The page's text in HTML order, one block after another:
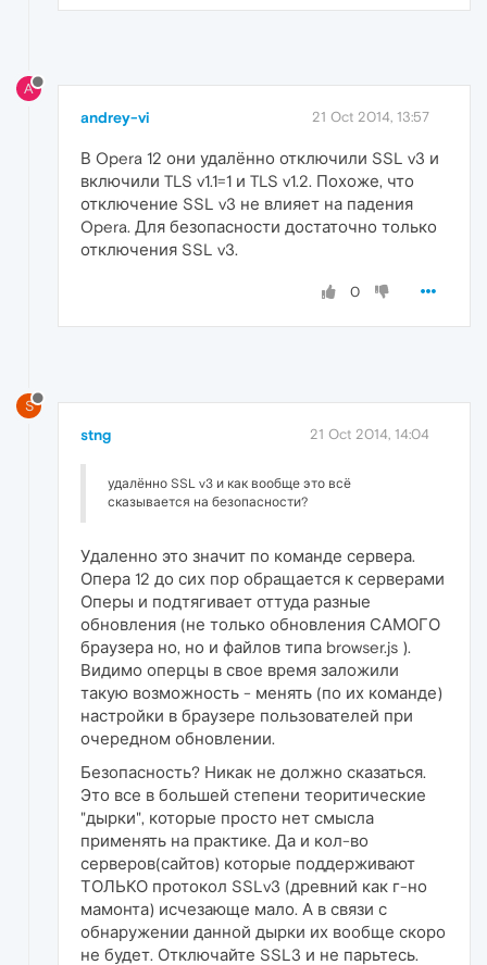
A
andrey-vi 21 Oct 2014, 13:57
В Opera 12 они удалённо отключили SSL v3 и
включили TLS v1.1=1 и TLS v1.2. Похоже, что
отключение SSL v3 не влияет на падения
Opera. Для безопасности достаточно только
отключения SSL v3.
0
S
stng 21 Oct 2014, 14:04
удалённо SSL v3 и как вообще это всё
сказывается на безопасности?
Удаленно это значит по команде сервера.
Опера 12 до сих пор обращается к серверами
Оперы и подтягивает оттуда разные
обновления (не только обновления САМОГО
браузера но, но и файлов типа browser.js ).
Видимо оперцы в свое время заложили
такую возможность - менять (по их команде)
настройки в браузере пользователей при
очередном обновлении.
Безопасность? Никак не должно сказаться.
Это все в большей степени теоритические
"дырки", которые просто нет смысла
применять на практике. Да и кол-во
серверов(сайтов) которые поддерживают
ТОЛЬКО протокол SSLv3 (древний как г-но
мамонта) исчезающе мало. А в связи с
обнаружении данной дырки их вообще скоро
не будет. Отключайте SSL3 и не парьтесь.